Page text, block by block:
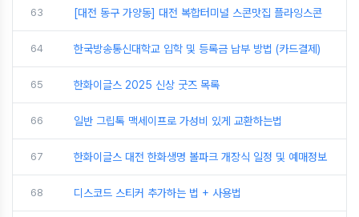
63 [대전 동구 가양동] 대전 복합터미널 스콘맛집 플라잉스콘
64 한국방송통신대학교 입학 및 등록금 납부 방법 (카드결제)
65 한화이글스 2025 신상 굿즈 목록
66 일반 그립톡 맥세이프로 가성비 있게 교환하는법
67 한화이글스 대전 한화생명 볼파크 개장식 일정 및 예매정보
68 디스코드 스티커 추가하는 법 + 사용법